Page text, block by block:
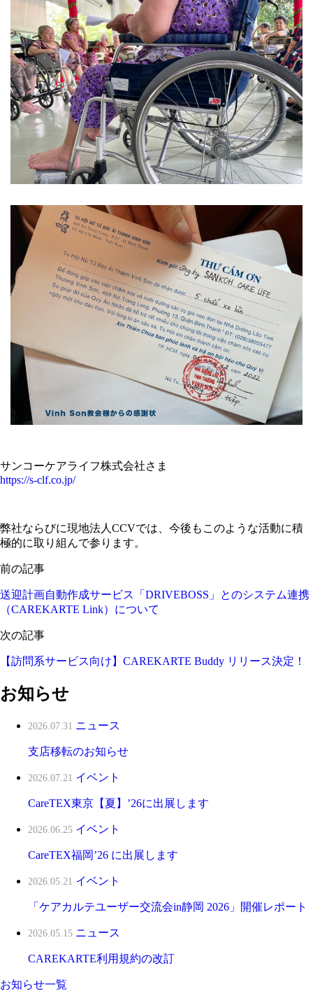
サンコーケアライフ株式会社さま
https://s-clf.co.jp/
弊社ならびに現地法人CCVでは、今後もこのような活動に積
極的に取り組んで参ります。
前の記事
送迎計画自動作成サービス「DRIVEBOSS」とのシステム連携
（CAREKARTE Link）について
次の記事
【訪問系サービス向け】CAREKARTE Buddy リリース決定！
お知らせ
2026.07.31 ニュース
支店移転のお知らせ
2026.07.21 イベント
CareTEX東京【夏】’26に出展します
2026.06.25 イベント
CareTEX福岡’26 に出展します
2026.05.21 イベント
「ケアカルテユーザー交流会in静岡 2026」開催レポート
2026.05.15 ニュース
CAREKARTE利用規約の改訂
お知らせ一覧